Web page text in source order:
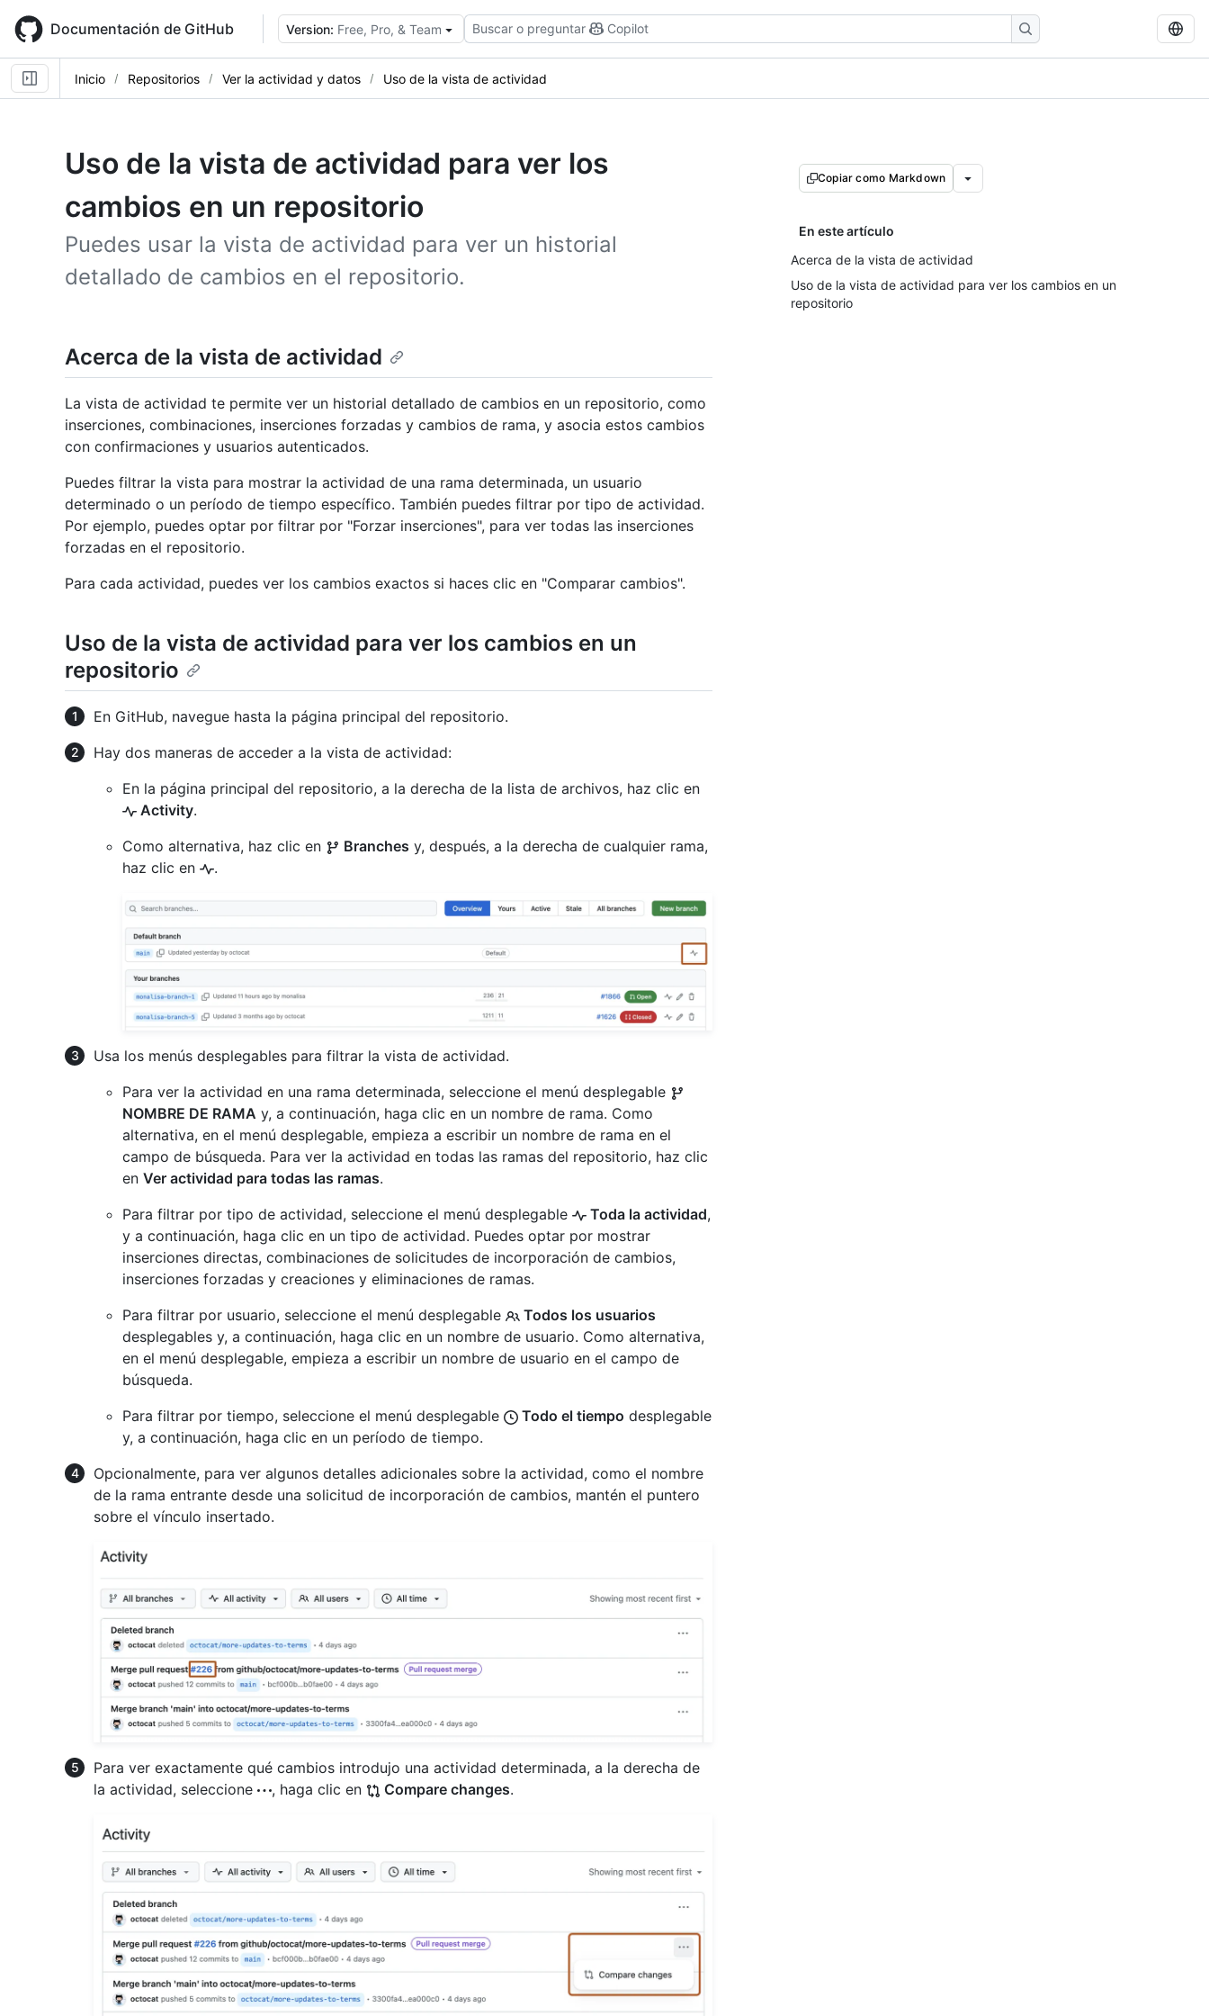
main
content
Documentación de GitHub Version: Free, Pro, & Team Buscar o preguntar Copilot
Inicio Repositorios Ver la actividad y datos Uso de la vista de actividad
Uso de la vista de actividad para ver los
cambios en un repositorio
Puedes usar la vista de actividad para ver un historial
detallado de cambios en el repositorio.
Copiar como Markdown
En este artículo
Acerca de la vista de actividad
Uso de la vista de actividad para ver los cambios en un
repositorio
Acerca de la vista de actividad
La vista de actividad te permite ver un historial detallado de cambios en un repositorio, como
inserciones, combinaciones, inserciones forzadas y cambios de rama, y asocia estos cambios
con confirmaciones y usuarios autenticados.
Puedes filtrar la vista para mostrar la actividad de una rama determinada, un usuario
determinado o un período de tiempo específico. También puedes filtrar por tipo de actividad.
Por ejemplo, puedes optar por filtrar por "Forzar inserciones", para ver todas las inserciones
forzadas en el repositorio.
Para cada actividad, puedes ver los cambios exactos si haces clic en "Comparar cambios".
Uso de la vista de actividad para ver los cambios en un
repositorio
En GitHub, navegue hasta la página principal del repositorio.
Hay dos maneras de acceder a la vista de actividad:
En la página principal del repositorio, a la derecha de la lista de archivos, haz clic en
Activity.
Como alternativa, haz clic en
Branches y, después, a la derecha de cualquier rama,
haz clic en
.
Usa los menús desplegables para filtrar la vista de actividad.
Para ver la actividad en una rama determinada, seleccione el menú desplegable
NOMBRE DE RAMA y, a continuación, haga clic en un nombre de rama. Como
alternativa, en el menú desplegable, empieza a escribir un nombre de rama en el
campo de búsqueda. Para ver la actividad en todas las ramas del repositorio, haz clic
en Ver actividad para todas las ramas.
Para filtrar por tipo de actividad, seleccione el menú desplegable
Toda la actividad,
y a continuación, haga clic en un tipo de actividad. Puedes optar por mostrar
inserciones directas, combinaciones de solicitudes de incorporación de cambios,
inserciones forzadas y creaciones y eliminaciones de ramas.
Para filtrar por usuario, seleccione el menú desplegable
Todos los usuarios
desplegables y, a continuación, haga clic en un nombre de usuario. Como alternativa,
en el menú desplegable, empieza a escribir un nombre de usuario en el campo de
búsqueda.
Para filtrar por tiempo, seleccione el menú desplegable
Todo el tiempo desplegable
y, a continuación, haga clic en un período de tiempo.
Opcionalmente, para ver algunos detalles adicionales sobre la actividad, como el nombre
de la rama entrante desde una solicitud de incorporación de cambios, mantén el puntero
sobre el vínculo insertado.
Para ver exactamente qué cambios introdujo una actividad determinada, a la derecha de
la actividad, seleccione
, haga clic en Compare changes.